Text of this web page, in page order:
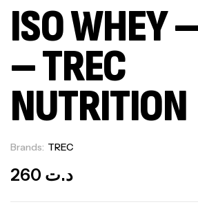
ISO WHEY
– TREC
NUTRITION
Brands: TREC
د.ت